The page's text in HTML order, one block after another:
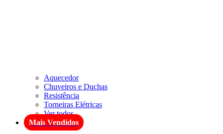
Aquecedor
Chuveiros e Duchas
Resistência
Torneiras Elétricas
Ver todos
Mais Vendidos